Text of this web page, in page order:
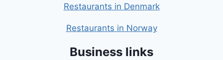
Restaurants in Denmark
Restaurants in Norway
Business links